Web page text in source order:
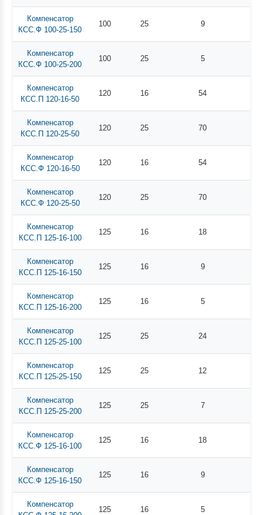
Компенсатор
КСС.Ф 100-25-150
100 25 9
Компенсатор
КСС.Ф 100-25-200
100 25 5
Компенсатор
КСС.П 120-16-50
120 16 54
Компенсатор
КСС.П 120-25-50
120 25 70
Компенсатор
КСС.Ф 120-16-50
120 16 54
Компенсатор
КСС.Ф 120-25-50
120 25 70
Компенсатор
КСС.П 125-16-100
125 16 18
Компенсатор
КСС.П 125-16-150
125 16 9
Компенсатор
КСС.П 125-16-200
125 16 5
Компенсатор
КСС.П 125-25-100
125 25 24
Компенсатор
КСС.П 125-25-150
125 25 12
Компенсатор
КСС.П 125-25-200
125 25 7
Компенсатор
КСС.Ф 125-16-100
125 16 18
Компенсатор
КСС.Ф 125-16-150
125 16 9
Компенсатор
125 16 5